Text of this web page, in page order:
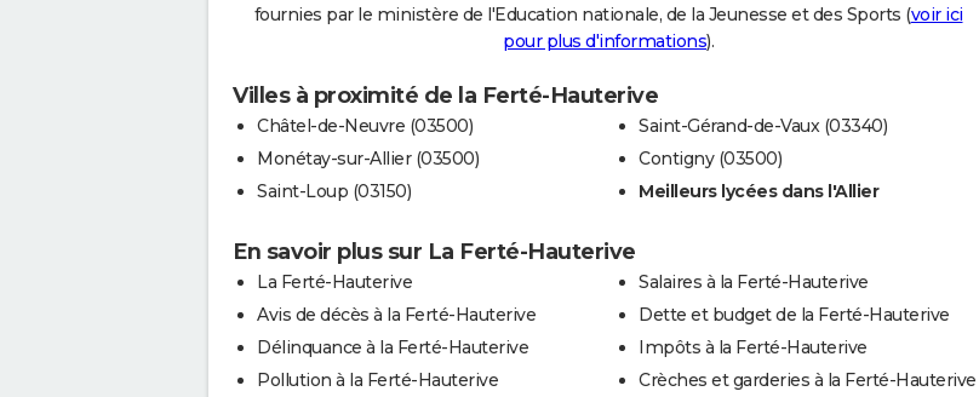
fournies par le ministère de l'Education nationale, de la Jeunesse et des Sports (voir ici
pour plus d'informations).
Villes à proximité de la Ferté-Hauterive
Châtel-de-Neuvre (03500)
Monétay-sur-Allier (03500)
Saint-Loup (03150)
Saint-Gérand-de-Vaux (03340)
Contigny (03500)
Meilleurs lycées dans l'Allier
En savoir plus sur La Ferté-Hauterive
La Ferté-Hauterive
Avis de décès à la Ferté-Hauterive
Délinquance à la Ferté-Hauterive
Pollution à la Ferté-Hauterive
Salaires à la Ferté-Hauterive
Dette et budget de la Ferté-Hauterive
Impôts à la Ferté-Hauterive
Crèches et garderies à la Ferté-Hauterive